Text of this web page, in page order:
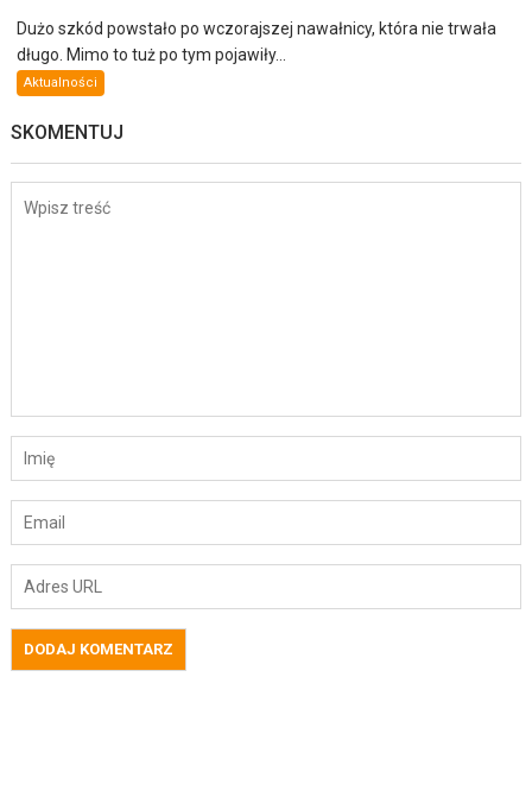
Dużo szkód powstało po wczorajszej nawałnicy, która nie trwała
długo. Mimo to tuż po tym pojawiły...
Aktualności
SKOMENTUJ